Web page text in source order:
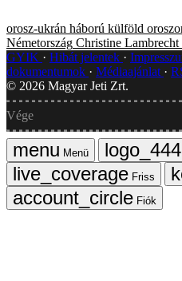
orosz-ukrán háború külföld
Németország Christine Lambrecht
GYIK
Hibát jelentek
dokumentumok
Médiaajánlat
© 2026 Magyar Jeti Zrt.
Vége
Menü
Friss
Fiók